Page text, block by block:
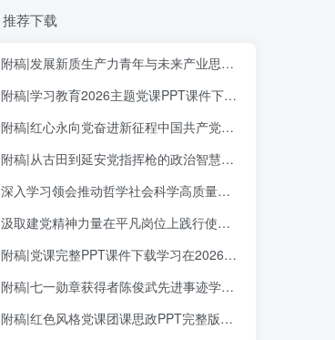
推荐下载
附稿|发展新质生产力青年与未来产业思政课公开课完整PPT带讲稿课件
附稿|学习教育2026主题党课PPT课件下载以正确政绩观抓好抓实党的建设
附稿|红心永向党奋进新征程中国共产党成立105周年专题党课党建PPT模板
附稿|从古田到延安党指挥枪的政治智慧建军节机关单位党课专用PPT课件下载
深入学习领会推动哲学社会科学高质量发展“5·17”重要讲话精神宣讲党课ppt模板
汲取建党精神力量在平凡岗位上践行使命七一建党节宣讲党课PPT下载
附稿|党课完整PPT课件下载学习在2026年世界人工智能大会上的主旨讲话精神思政课课件
附稿|七一勋章获得者陈俊武先进事迹学习党课PPT课件建党105周年专题党员教育
附稿|红色风格党课团课思政PPT完整版学习党建文选第一卷第二卷党建思想